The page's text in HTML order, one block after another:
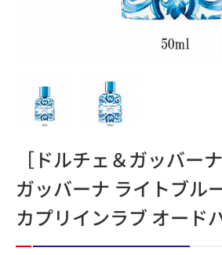
［ドルチェ＆ガッバー
ガッバーナ ライトブル
カプリインラブ オード